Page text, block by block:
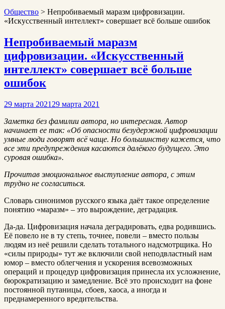
Общество > Непробиваемый мapaзм цифровизации.
«Искусственный интеллект» совершает всё больше ошибок
Непробиваемый мapaзм
цифровизации. «Искусственный
интеллект» совершает всё больше
ошибок
29 марта 2021 29 марта 2021
Заметка без фамилии автора, но интересная. Автор
начинает ее так: «Об опасности безудержной цифровизации
умные люди говорят всё чаще. Но большинству кажется, что
все эти предупреждения касаются далёкого будущего. Это
суровая ошибка».
Прочитав эмоциональное выступление автора, с этим
трудно не согласиться.
Словарь синонимов русского языка даёт такое определение
понятию «мapaзм» – это вырождение, деградация.
Да-да. Цифровизация начала деградировать, едва родившись.
Её повело не в ту степь, точнее, повели – вместо пользы
людям из неё решили сделать тотального надсмотрщика. Но
«силы природы» тут же включили свой неподвластный нам
юмор – вместо облегчения и ускорения всевозможных
операций и процедур цифровизация принесла их усложнение,
бюрократизацию и замедление. Всё это происходит на фоне
постоянной путаницы, сбоев, хаоса, а иногда и
преднамеренного вредительства.